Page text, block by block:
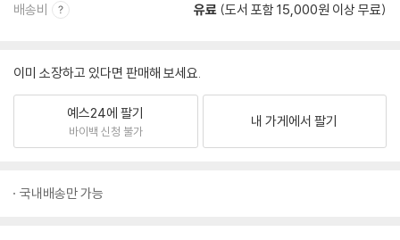
배송비 유료 (도서 포함 15,000원 이상 무료)
이미 소장하고 있다면 판매해 보세요.
예스24에 팔기
바이백 신청 불가
내 가게에서 팔기
국내배송만 가능